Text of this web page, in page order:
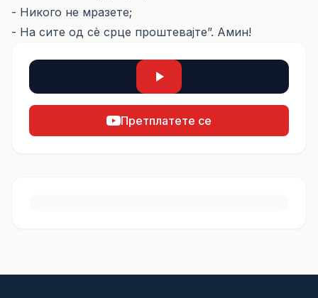
- Никого не мразете;
- На сите од сè срце проштевајте”. Амин!
Претплатете се